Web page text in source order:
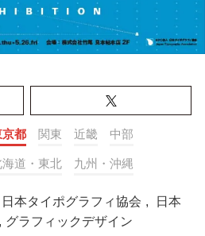
京都 関東 近畿 中部
海道・東北 九州・沖縄
日本タイポグラフィ協会 ,
日本
, グラフィックデザイン